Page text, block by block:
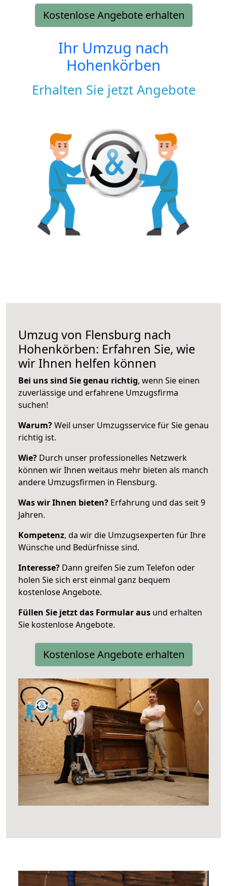
Kostenlose Angebote erhalten
Ihr Umzug nach
Hohenkörben
Erhalten Sie jetzt Angebote
Umzug von Flensburg nach
Hohenkörben: Erfahren Sie, wie
wir Ihnen helfen können
Bei uns sind Sie genau richtig, wenn Sie einen
zuverlässige und erfahrene Umzugsfirma
suchen!
Warum?Weil unser Umzugsservice für Sie genau
richtig ist.
Wie? Durch unser professionelles Netzwerk
können wir Ihnen weitaus mehr bieten als manch
andere Umzugsfirmen in Flensburg.
Was wir Ihnen bieten? Erfahrung und das seit 9
Jahren.
Kompetenz, da wir die Umzugsexperten für Ihre
Wünsche und Bedürfnisse sind.
Interesse? Dann greifen Sie zum Telefon oder
holen Sie sich erst einmal ganz bequem
kostenlose Angebote.
Füllen Sie jetzt das Formular aus und erhalten
Sie kostenlose Angebote.
Kostenlose Angebote erhalten